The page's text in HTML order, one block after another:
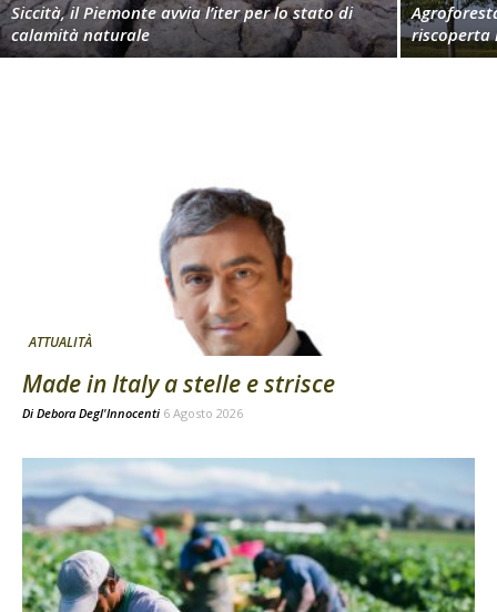
Siccità, il Piemonte avvia l’iter per lo stato di
calamità naturale
riscoperta
ATTUALITÀ
Made in Italy a stelle e strisce
Di Debora Degl'Innocenti 6 Agosto 2026